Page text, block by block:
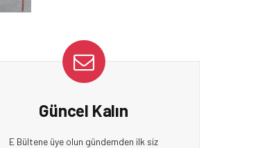
Güncel Kalın
E Bültene üye olun gündemden ilk siz